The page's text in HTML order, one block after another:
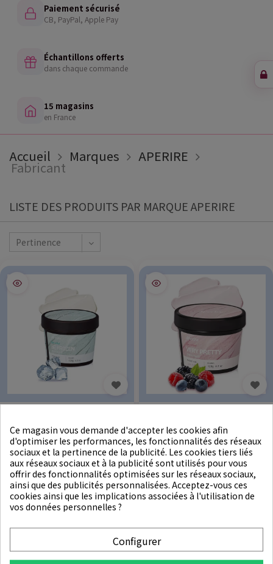
Paiement sécurisé
CB, PayPal, Apple Pay
Échantillons offerts
dans chaque commande
15 magasins
en France
Accueil Marques APERIRE
Fabricant
LISTE DES PRODUITS PAR MARQUE APERIRE
Pertinence
APERIRE
Spa Relief Be Frozen Pore Mask
Rupture de stock
APERIRE
Spa Relief Very Pretty Pore Mask
Rupture de stock
Ce magasin vous demande d'accepter les cookies afin
d'optimiser les performances, les fonctionnalités des réseaux
sociaux et la pertinence de la publicité. Les cookies tiers liés
aux réseaux sociaux et à la publicité sont utilisés pour vous
offrir des fonctionnalités optimisées sur les réseaux sociaux,
ainsi que des publicités personnalisées. Acceptez-vous ces
cookies ainsi que les implications associées à l'utilisation de
vos données personnelles ?
Configurer